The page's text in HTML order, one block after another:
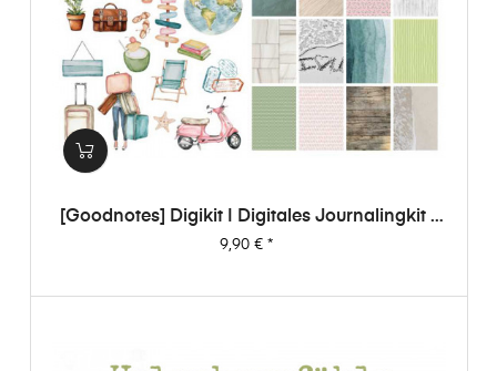
[Goodnotes] Digikit | Digitales Journalingkit -
Urlaubsgefühle
Preis
9,90 €*